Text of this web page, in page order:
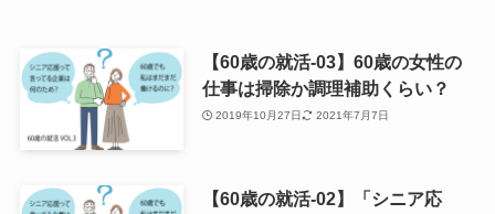
【60歳の就活-03】60歳の女性の
仕事は掃除か調理補助くらい？
2019年10月27日 2021年7月7日
【60歳の就活-02】「シニア応